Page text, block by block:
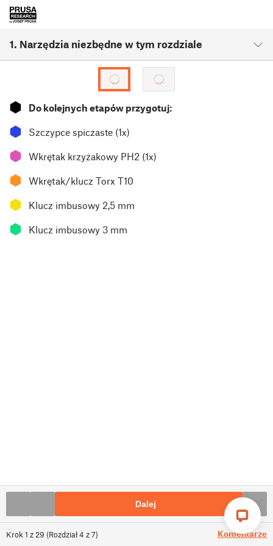
1. Narzędzia niezbędne w tym rozdziale
Krok 1 z 29 (Rozdział4 z7) Komentarze
⬢ Do kolejnych etapów przygotuj:
⬢ Szczypce spiczaste (1x)
⬢ Wkrętak krzyżakowy PH2 (1x)
⬢ Wkrętak/klucz Torx T10
⬢ Klucz imbusowy 2,5 mm
⬢ Klucz imbusowy 3 mm
Dalej